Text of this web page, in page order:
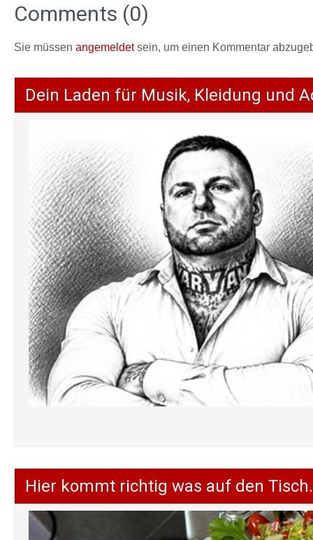
Comments (0)
Sie müssen angemeldetsein, um einen Kommentar
Dein Laden für Musik, Kleidung und
Hier kommt richtig was auf den Tisch.